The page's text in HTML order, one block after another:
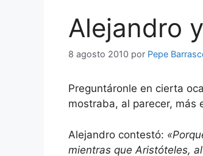
Alejandro
8 agosto 2010 por Pepe
Preguntáronle en cierta
mostraba, al parecer, más
Alejandro contestó:
mientras que Aristóteles,